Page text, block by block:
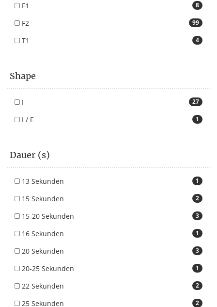
8
F1
99
F2
4
T1
Shape
27
I
1
I / F
Dauer (s)
1
13 Sekunden
2
15 Sekunden
3
15-20 Sekunden
1
16 Sekunden
3
20 Sekunden
1
20-25 Sekunden
2
22 Sekunden
2
25 Sekunden